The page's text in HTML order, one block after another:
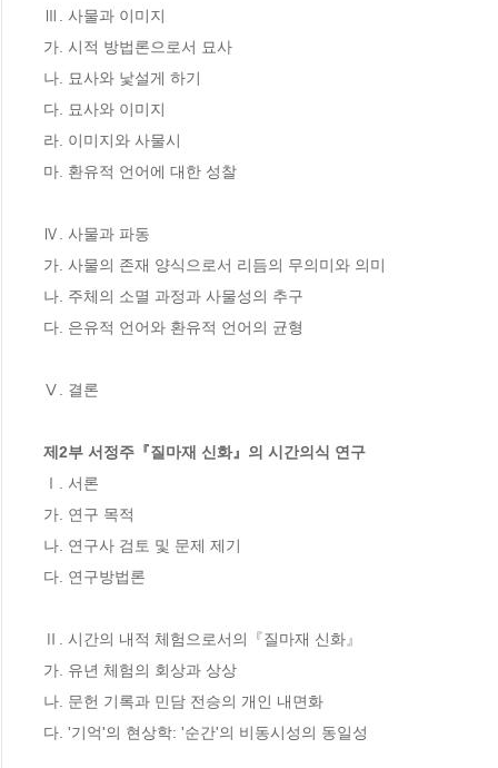
Ⅲ. 사물과 이미지
가. 시적 방법론으로서 묘사
나. 묘사와 낯설게 하기
다. 묘사와 이미지
라. 이미지와 사물시
마. 환유적 언어에 대한 성찰
Ⅳ. 사물과 파동
가. 사물의 존재 양식으로서 리듬의 무의미와 의미
나. 주체의 소멸 과정과 사물성의 추구
다. 은유적 언어와 환유적 언어의 균형
Ⅴ. 결론
제2부 서정주『질마재 신화』의 시간의식 연구
Ⅰ. 서론
가. 연구 목적
나. 연구사 검토 및 문제 제기
다. 연구방법론
Ⅱ. 시간의 내적 체험으로서의『질마재 신화』
가. 유년 체험의 회상과 상상
나. 문헌 기록과 민담 전승의 개인 내면화
다. '기억'의 현상학: '순간'의 비동시성의 동일성